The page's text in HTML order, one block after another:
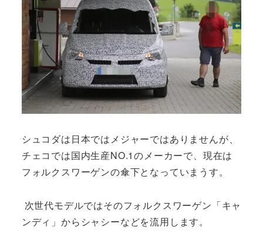
シュコダは日本ではメジャーではありませんが、
チェコでは国内生産NO.1のメーカーで、現在は
フォルクスワーゲンの傘下となっていまうす。
次世代モデルではそのフォルクスワーゲン「キャ
ンディ」からシャシーなどを流用します。